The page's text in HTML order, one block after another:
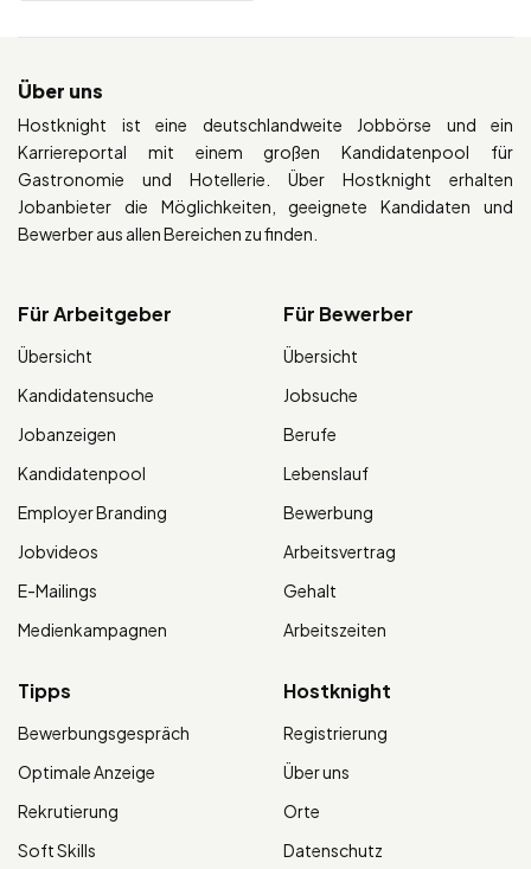
Über uns
Hostknight ist eine deutschlandweite Jobbörse und ein
Karriereportal mit einem großen Kandidatenpool für
Gastronomie und Hotellerie. Über Hostknight erhalten
Jobanbieter die Möglichkeiten, geeignete Kandidaten und
Bewerber aus allen Bereichen zu finden.
Für Arbeitgeber
Übersicht
Kandidatensuche
Jobanzeigen
Kandidatenpool
Employer Branding
Jobvideos
E-Mailings
Medienkampagnen
Für Bewerber
Übersicht
Jobsuche
Berufe
Lebenslauf
Bewerbung
Arbeitsvertrag
Gehalt
Arbeitszeiten
Tipps
Bewerbungsgespräch
Optimale Anzeige
Rekrutierung
Soft Skills
Hostknight
Registrierung
Über uns
Orte
Datenschutz